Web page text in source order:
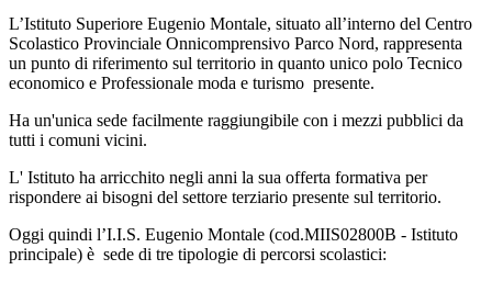
L’Istituto Superiore Eugenio Montale, situato all’interno del Centro
Scolastico Provinciale Onnicomprensivo Parco Nord, rappresenta
un punto di riferimento sul territorio in quanto unico polo Tecnico
economico e Professionale moda e turismo presente.
Ha un'unica sede facilmente raggiungibile con i mezzi pubblici da
tutti i comuni vicini.
L' Istituto ha arricchito negli anni la sua offerta formativa per
rispondere ai bisogni del settore terziario presente sul territorio.
Oggi quindi l’I.I.S. Eugenio Montale (cod.MIIS02800B - Istituto
principale) è sede di tre tipologie di percorsi scolastici: